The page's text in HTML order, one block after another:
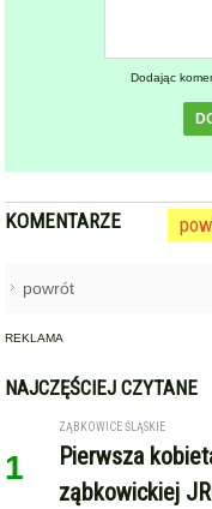
Dodając
KOMENTARZE
powrót
REKLAMA
NAJCZĘŚCIEJ CZYTANE
1
ZĄBKOWICE ŚLĄSKIE
Pierwsza
ząbkowickiej